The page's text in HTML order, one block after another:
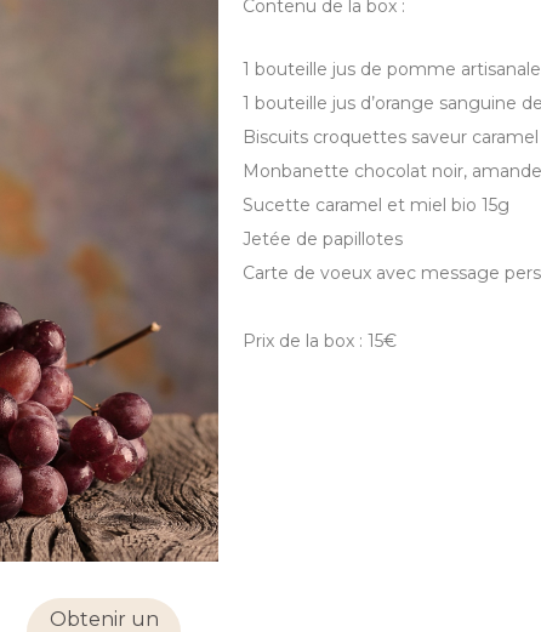
Obtenir un
Contenu de la box :
1 bouteille jus de pomme
1 bouteille jus d’orange sanguine
Biscuits croquettes saveur
Monbanette chocolat noir,
Sucette caramel et miel bio 15g
Jetée de papillotes
Carte de voeux avec message
Prix de la box : 15€